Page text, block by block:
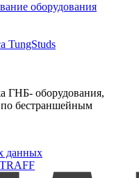
оборудования
TungStuds
ГНБ- оборудования,
по бестраншейным
данных